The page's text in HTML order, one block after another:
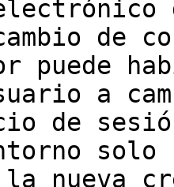
de
puede
a
de
la nueva